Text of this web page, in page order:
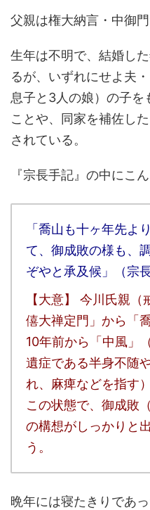
父親は権大納言・中御
生年は不明で、結婚し
るが、いずれにせよ夫
息子と3人の娘）の子を
ことや、同家を補佐し
されている。
『宗長手記』の中にこ
「喬山も十ヶ年先よ
て、御成敗の様も、
ぞやと承及候」（宗
【大意】 今川氏親
僖大禅定門」から「
10年前から「中風」
遺症である半身不随
れ、麻痺などを指す
この状態で、御成敗
の構想がしっかりと
う。
晩年には寝たきりであっ